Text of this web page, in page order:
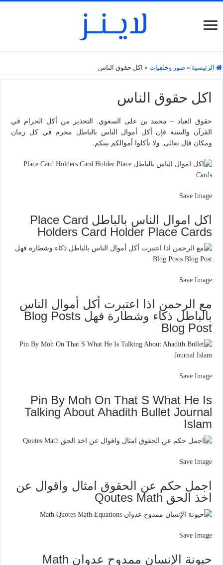
الرئيسية » صور وخلفيات » اكل حقوق الناس
اكل حقوق الناس
حقوق العباد – محمد بن على السعوي. التحذير من أكل الحرام في
القرآن والسنة فإن أكل أموال الناس بالباطل محرم في كل زمان
ومكان قال تعالى. ولا تأكلوا أموالكم بينكم.
Save Image
اكل اموال الناس بالباطل Place Card
Holders Card Holder Place Cards
Save Image
مع الرحمن اذا اعتبرت أكل أموال الناس
بالباطل ذكاء وشطارة فهل Blog Posts
Blog Post
Save Image
Pin By Moh On That S What He Is
Talking About Ahadith Bullet Journal
Islam
Save Image
اجمل حكم عن الحقوق امثال واقوال عن
اخذ الحق Qoutes Math
Save Image
حيونة الإنسان ممدوح عدوان Math